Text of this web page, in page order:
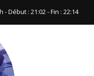
Début : 21:02‬ - Fin : ‪22:14‬